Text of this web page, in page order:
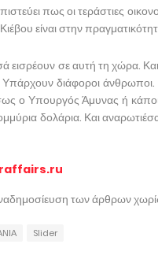
πως οι τεράστιες
είναι στην
εισρέουν σε αυτή τη χώρα.
Υπάρχουν διάφοροι
ο Υπουργός Άμυνας ή
δολάρια. Και
των άρθρων
Slider